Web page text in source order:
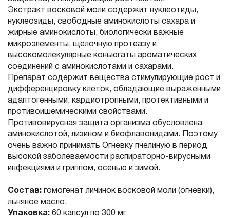
Экстракт восковой моли содержит нуклеотиды,
нуклеозиды, свободные аминокислоты сахара и
жирные аминокислоты, биологически важные
микроэлементы, щелочную протеазу и
высокомолекулярные коньюгаты ароматических
соединений с аминокислотами и сахарами.
Препарат содержит вещества стимулирующие рост и
дифференцировку клеток, обладающие выраженными
адаптогенными, кардиотропными, протективными и
противоишемическими свойствами.
Противовирусная защита организма обусловлена
аминокислотой, лизином и биофлавонидами. Поэтому
очень важно принимать Огневку пчелиную в период
высокой заболеваемости распираторно-вирусными
инфекциями и гриппом, осенью и зимой.
Состав: гомогенат личинок восковой моли (огневки),
льняное масло.
Упаковка: 60 капсул по 300 мг